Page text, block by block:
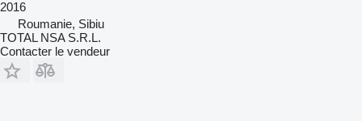
2016
Roumanie, Sibiu
TOTAL NSA S.R.L.
Contacter le vendeur